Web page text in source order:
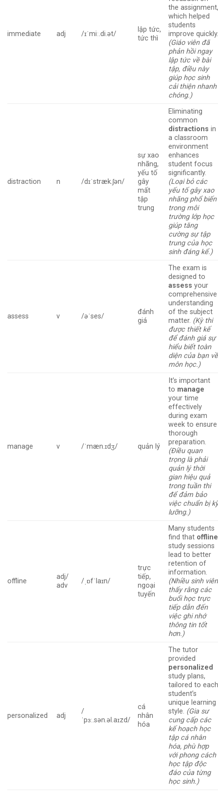
immediate adj /ɪˈmiː.di.ət/
lập tức,
tức thì
the
which helped
students
improve
(Giáo viên đã
phản hồi ngay
lập tức về bài
tập, điều này
giúp học sinh
cải thiện nhanh
chóng.)
distraction n /dɪˈstræk.ʃən/
sự xao
nhãng,
yếu tố
gây
mất
tập
trung
Eliminating
common
distractions in
a classroom
environment
enhances
student focus
significantly.
(Loại bỏ các
yếu tố gây xao
nhãng phổ biến
trong môi
trường lớp học
giúp tăng
cường sự tập
trung của học
sinh đáng kể.)
assess v /əˈses/
đánh
giá
The exam is
designed to
assess your
comprehensive
understanding
of the subject
matter. (Kỳ thi
được thiết kế
để đánh giá sự
hiểu biết toàn
diện của bạn về
môn học.)
manage v /ˈmæn.ɪdʒ/ quản lý
It’s important
to manage
your time
effectively
during exam
week to ensure
thorough
preparation.
(Điều quan
trọng là phải
quản lý thời
gian hiệu quả
trong tuần thi
để đảm bảo
việc chuẩn bị
lưỡng.)
offline
adj/
adv
/ˌɒfˈlaɪn/
trực
tiếp,
ngoại
tuyến
Many students
find that offline
study sessions
lead to better
retention of
information.
(Nhiều sinh viên
thấy rằng các
buổi học trực
tiếp dẫn đến
việc ghi nhớ
thông tin tốt
hơn.)
personalized adj
/
ˈpɜː.sən.əl.aɪzd/
cá
nhân
hóa
The tutor
provided
personalized
study plans,
tailored to
student’s
unique learning
style. (Gia sư
cung cấp các
kế hoạch học
tập cá nhân
hóa, phù hợp
với phong cách
học tập độc
đáo của từng
học sinh.)